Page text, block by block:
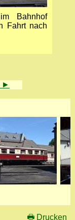
Bahnhof
Fahrt nach
🖶 Drucken